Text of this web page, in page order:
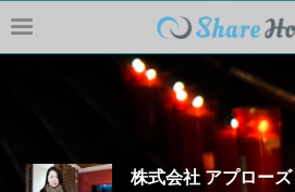
株式会社 アプローズ